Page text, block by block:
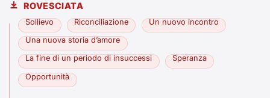
ROVESCIATA
Sollievo Riconciliazione Un nuovo incontro
Una nuova storia d’amore
La fine di un periodo di insuccessi Speranza
Opportunità